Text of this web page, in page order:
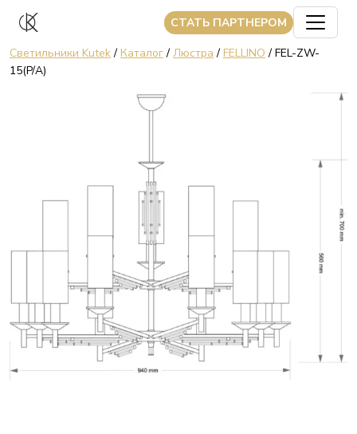
CТАТЬ ПАРТНЕРОМ
Светильники Kutek/ Каталог/ Люстра / FELLINO / FEL-ZW-
15(P/A)